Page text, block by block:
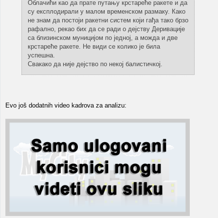
Облачићи као да прате путању крстареће ракете и да
су експлодирали у малом временском размаку. Како
не знам да постоји ракетни систем који гађа тако брзо
рафално, рекао бих да се ради о дејству Деривације
са близинском муницијом по једној, а можда и две
крстареће ракете. Не види се колико је била
успешна.
Свакако да није дејство по некој балистичкој.
Evo još dodatnih video kadrova za analizu: